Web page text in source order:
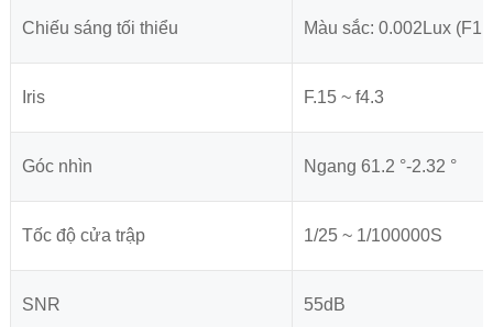
Chiếu sáng tối thiểu Màu sắc: 0.002Lux
Iris F.15 ~ f4.3
Góc nhìn Ngang 61.2 °-2.32 °
Tốc độ cửa trập 1/25 ~ 1/100000S
SNR 55dB